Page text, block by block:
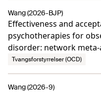
Effectiveness and
psychotherapies for
disorder: network meta-
Wang (2026-BJP)
Tvangsforstyrrelser (OCD)
Wang (2026-9)